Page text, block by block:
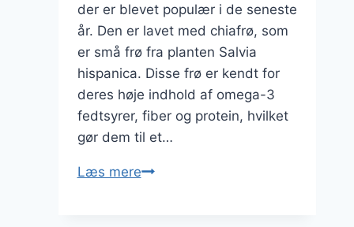
der er blevet populær i de seneste
år. Den er lavet med chiafrø, som
er små frø fra planten Salvia
hispanica. Disse frø er kendt for
deres høje indhold af omega-3
fedtsyrer, fiber og protein, hvilket
gør dem til et…
Læs mereChiagrød